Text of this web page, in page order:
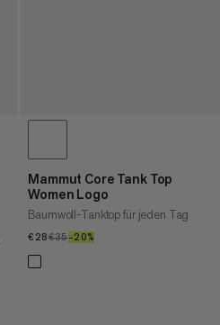
Mammut Core Tank Top
Women Logo
Baumwoll-Tanktop für jeden Tag
€28€28
€35€35
–20%